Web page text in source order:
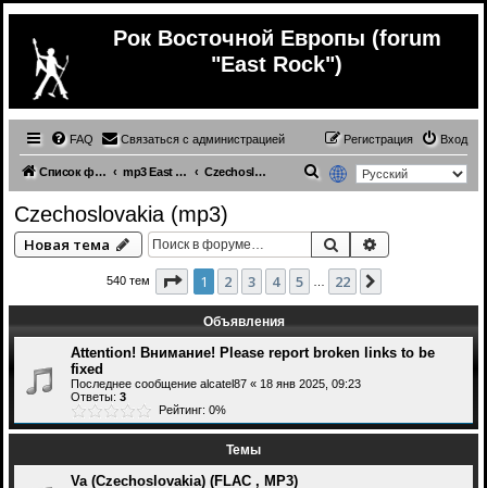
Рок Восточной Европы (forum
"East Rock")
FAQ Связаться с администрацией Вход
Регистрация
Список форумов mp3 East Europe music Czechoslovakia (mp3)
с
Czechoslovakia (mp3)
Новая тема Поиск
540 тем Страница из 22
1 2 3 4 5 22
Объявления
Attention! Внимание! Please report broken links to be
fixed
Последнее сообщение alcatel87 « 18 янв 2025, 09:23
Ответы: 3
Рейтинг: 0%
Темы
Va (Czechoslovakia) (FLAC , MP3)